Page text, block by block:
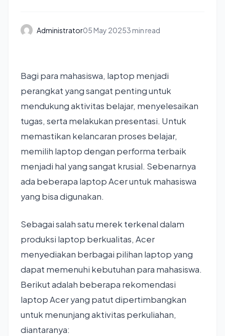
Administrator05 May 20253 min read
Bagi para mahasiswa, laptop menjadi
perangkat yang sangat penting untuk
mendukung aktivitas belajar, menyelesaikan
tugas, serta melakukan presentasi. Untuk
memastikan kelancaran proses belajar,
memilih laptop dengan performa terbaik
menjadi hal yang sangat krusial. Sebenarnya
ada beberapa laptop Acer untuk mahasiswa
yang bisa digunakan.
Sebagai salah satu merek terkenal dalam
produksi laptop berkualitas, Acer
menyediakan berbagai pilihan laptop yang
dapat memenuhi kebutuhan para mahasiswa.
Berikut adalah beberapa rekomendasi
laptop Acer yang patut dipertimbangkan
untuk menunjang aktivitas perkuliahan,
diantaranya: